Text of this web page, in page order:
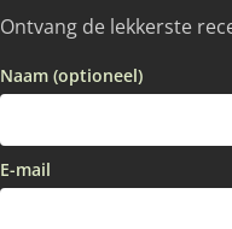
Ontvang de lekkerste
Naam (optioneel)
E-mail